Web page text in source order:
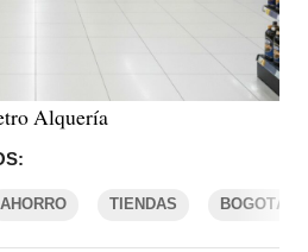
Alquería
AHORRO TIENDAS BOGOTÁ